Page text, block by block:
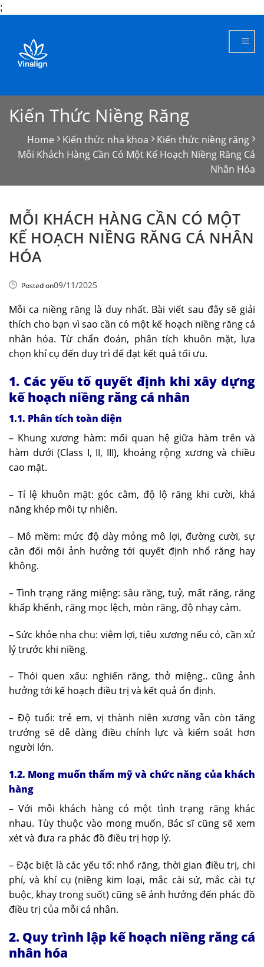
;
content
Kiến Thức Niềng Răng
Home Kiến thức nha khoa
Kiến thức niềng răng
Mỗi Khách Hàng Cần Có Một Kế Hoạch Niềng Răng Cá
Nhân Hóa
MỖI KHÁCH HÀNG CẦN CÓ MỘT
KẾ HOẠCH NIỀNG RĂNG CÁ NHÂN
HÓA
Posted on09/11/2025
Mỗi ca niềng răng là duy nhất. Bài viết sau đây sẽ giải
thích cho bạn vì sao cần có một kế hoạch niềng răng cá
nhân hóa. Từ chẩn đoán, phân tích khuôn mặt, lựa
chọn khí cụ đến duy trì để đạt kết quả tối ưu.
1. Các yếu tố quyết định khi xây dựng
kế hoạch niềng răng cá nhân
1.1. Phân tích toàn diện
– Khung xương hàm: mối quan hệ giữa hàm trên và
hàm dưới (Class I, II, III), khoảng rộng xương và chiều
cao mặt.
– Tỉ lệ khuôn mặt: góc cằm, độ lộ răng khi cười, khả
năng khép môi tự nhiên.
– Mô mềm: mức độ dày mỏng mô lợi, đường cười, sự
cân đối môi ảnh hưởng tới quyết định nhổ răng hay
không.
– Tình trạng răng miệng: sâu răng, tuỷ, mất răng, răng
khấp khểnh, răng mọc lệch, mòn răng, độ nhạy cảm.
– Sức khỏe nha chu: viêm lợi, tiêu xương nếu có, cần xử
lý trước khi niềng.
– Thói quen xấu: nghiến răng, thở miệng.. cũng ảnh
hưởng tới kế hoạch điều trị và kết quả ổn định.
– Độ tuổi: trẻ em, vị thành niên xương vẫn còn tăng
trưởng sẽ dễ dàng điều chỉnh lực và kiểm soát hơn
người lớn.
1.2. Mong muốn thẩm mỹ và chức năng của khách
hàng
– Với mỗi khách hàng có một tình trạng răng khác
nhau. Tùy thuộc vào mong muốn, Bác sĩ cũng sẽ xem
xét và đưa ra phác đồ điều trị hợp lý.
– Đặc biệt là các yếu tố: nhổ răng, thời gian điều trị, chi
phí, và khí cụ (niềng kim loại, mắc cài sứ, mắc cài tự
buộc, khay trong suốt) cũng sẽ ảnh hưởng đến phác đồ
điều trị của mỗi cá nhân.
2. Quy trình lập kế hoạch niềng răng cá
nhân hóa